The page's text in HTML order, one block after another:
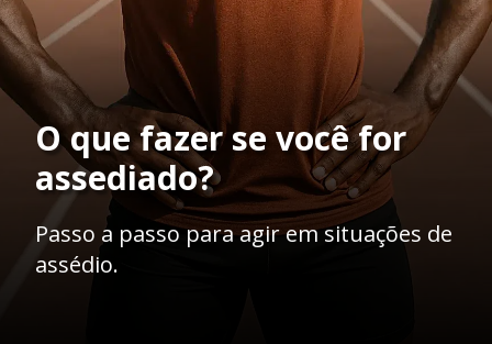
O que fazer se você for
assediado?
Passo a passo para agir em situações de
assédio.